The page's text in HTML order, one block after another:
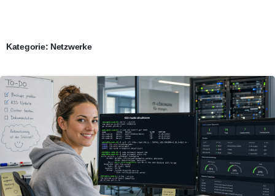
Kategorie: Netzwerke